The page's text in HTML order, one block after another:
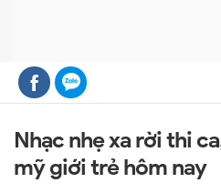
Nhạc nhẹ xa rời thi
mỹ giới trẻ hôm nay